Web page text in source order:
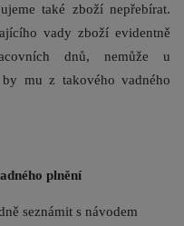
také zboží nepřebírat.
vady zboží evidentně
dnů, nemůže u
mu z takového vadného
plnění
seznámit s návodem